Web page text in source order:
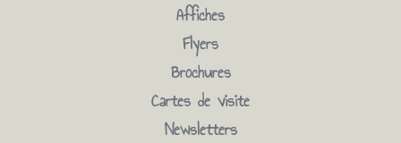
Affiches
Flyers
Brochures
Cartes de visite
Newsletters